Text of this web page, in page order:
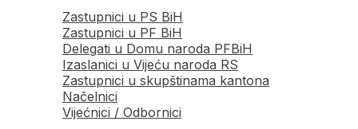
Zastupnici u PS BiH
Zastupnici u PF BiH
Delegati u Domu naroda PFBiH
Izaslanici u Vijeću naroda RS
Zastupnici u skupštinama kantona
Načelnici
Vijećnici / Odbornici